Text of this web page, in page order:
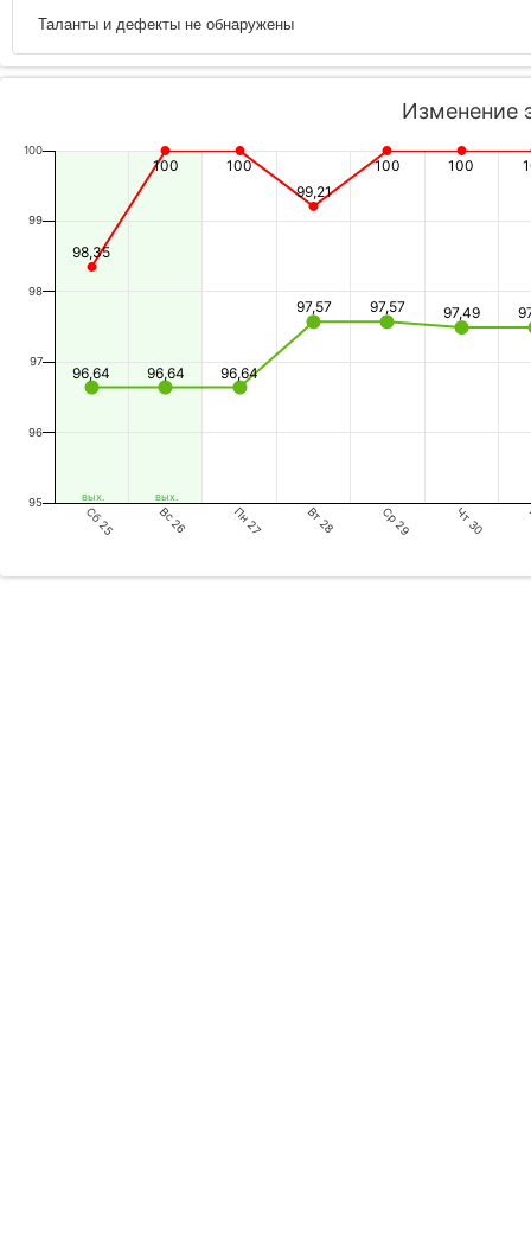
Таланты и дефекты не обнаружены
вых. вых.
Изменение
96,64 96,64 96,64
97,57 97,57 97,49
98,35
100
100
99,21
100 100
Сб 25 Вс 26 Пн 27 Вт 28 Ср 29 Чт 30
95
96
97
98
99
100